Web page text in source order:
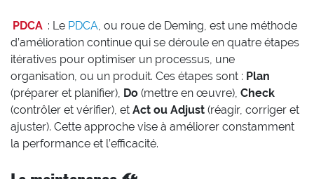
PDCA : Le PDCA, ou roue de Deming, est une méthode
d’amélioration continue qui se déroule en quatre étapes
itératives pour optimiser un processus, une
organisation, ou un produit. Ces étapes sont : Plan
(préparer et planifier), Do (mettre en œuvre), Check
(contrôler et vérifier), et Act ou Adjust (réagir, corriger et
ajuster). Cette approche vise à améliorer constamment
la performance et l’efficacité.